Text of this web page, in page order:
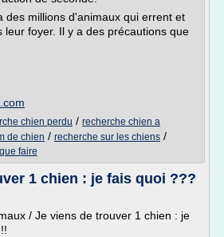
des millions d'animaux qui errent et
leur foyer. Il y a des précautions que
chien perdu / recherche chien a
de chien / recherche sur les chiens /
faire
1 chien : je fais quoi ???
/ Je viens de trouver 1 chien : je